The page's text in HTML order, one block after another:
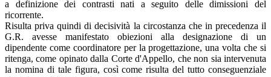
a definizione dei contrasti nati a seguito delle dimissioni del
ricorrente.
Risulta priva quindi di decisività la circostanza che in precedenza il
G.R. avesse manifestato obiezioni alla designazione di un
dipendente come coordinatore per la progettazione, una volta che si
ritenga, come opinato dalla Corte d'Appello, che non sia intervenuta
la nomina di tale figura, così come risulta del tutto conseguenziale